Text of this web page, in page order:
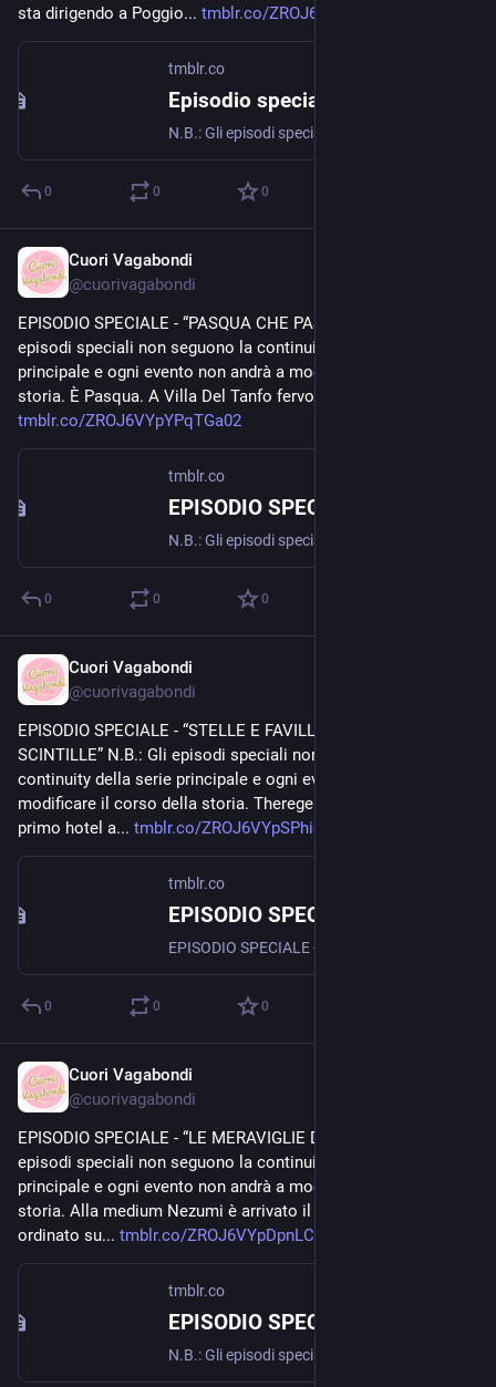
sta dirigendo a Poggio... tmblr.co/ZROJ6VYpn03Kye00
tmblr.co
0 0 0
Cuori Vagabondi
@cuorivagabondi
EPISODIO SPECIALE - “PASQUA CHE PASSIONE” N.B.: Gli
episodi speciali non seguono la continuity della serie
principale e ogni evento non andrà a modificare il corso della
tmblr.co/ZROJ6VYpYPqTGa02
tmblr.co
0 0 0
Cuori Vagabondi
@cuorivagabondi
EPISODIO SPECIALE - “STELLE E FAVILLE, MUSICALI
SCINTILLE” N.B.: Gli episodi speciali non seguono la
continuity della serie principale e ogni evento non andrà a
modificare il corso della storia. Theregen inaugura il suo
primo hotel a... tmblr.co/ZROJ6VYpSPhiqa01
tmblr.co
0 0 0
Cuori Vagabondi
@cuorivagabondi
EPISODIO SPECIALE - “LE MERAVIGLIE DEL TORIO” N.B.: Gli
episodi speciali non seguono la continuity della serie
principale e ogni evento non andrà a modificare il corso della
storia. Alla medium Nezumi è arrivato il pacco che aveva
ordinato su... tmblr.co/ZROJ6VYpDpnLCy00
tmblr.co